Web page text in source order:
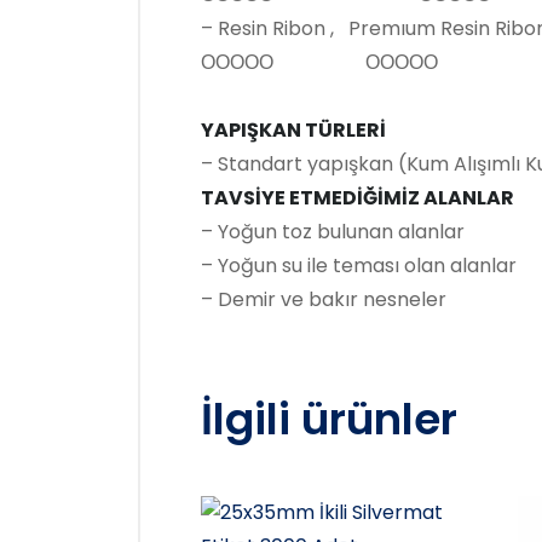
– Resin Ribon , Premıum Resin
ΟΟΟΟΟ ΟΟΟΟΟ
YAPIŞKAN TÜRLERİ
– Standart yapışkan (Kum Alışımlı
TAVSİYE ETMEDİĞİMİZ ALANLAR
– Yoğun toz bulunan alanlar
– Yoğun su ile teması olan alanlar
– Demir ve bakır nesneler
İlgili ürünler